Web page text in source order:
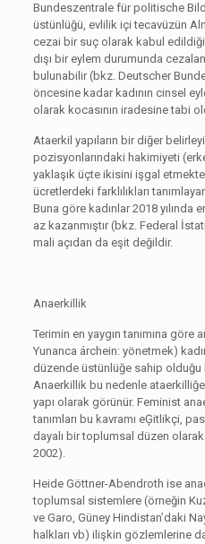
Bundeszentrale für politische
üstünlüğü, evlilik içi tecavüzün
cezai bir suç olarak kabul
dışı bir eylem durumunda
bulunabilir (bkz. Deutscher
öncesine kadar kadının cinsel
olarak kocasının iradesine tabi
Ataerkil yapıların bir diğer
pozisyonlarındaki hakimiyeti
yaklaşık üçte ikisini işgal
ücretlerdeki farklılıkları
Buna göre kadınlar 2018 yılında
az kazanmıştır (bkz. Federal
mali açıdan da eşit değildir.
Anaerkillik
Terimin en yaygın tanımına
Yunanca árchein: yönetmek)
düzende üstünlüğe sahip
Anaerkillik bu nedenle ataerkilliğe
yapı olarak görünür. Feminist
tanımları bu kavramı eĢitlikçi,
dayalı bir toplumsal düzen
2002).
Heide Göttner-Abendroth ise
toplumsal sistemlere (örneğin
ve Garo, Güney Hindistan’daki
halkları vb) ilişkin gözlemlerine